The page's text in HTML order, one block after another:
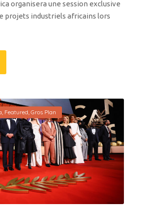
organisera une session exclusive
projets industriels africains lors
, Featured, Gros Plan